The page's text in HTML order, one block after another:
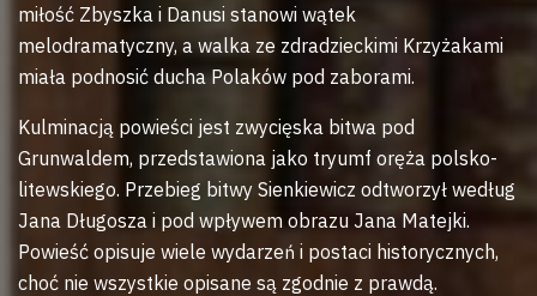
miłość Zbyszka i Danusi stanowi wątek
melodramatyczny, a walka ze zdradzieckimi Krzyżakami
miała podnosić ducha Polaków pod zaborami.
Kulminacją powieści jest zwycięska bitwa pod
Grunwaldem, przedstawiona jako tryumf oręża polsko-
litewskiego. Przebieg bitwy Sienkiewicz odtworzył według
Jana Długosza i pod wpływem obrazu Jana Matejki.
Powieść opisuje wiele wydarzeń i postaci historycznych,
choć nie wszystkie opisane są zgodnie z prawdą.